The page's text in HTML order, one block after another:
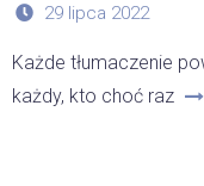
29 lipca 2022
Każde tłumaczenie
każdy, kto choć raz